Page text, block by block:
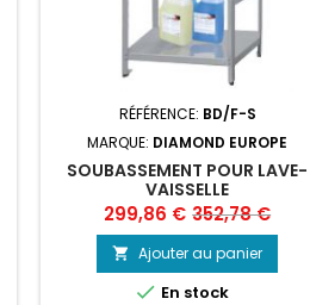
RÉFÉRENCE: BD/F-S
MARQUE: DIAMOND EUROPE
SOUBASSEMENT POUR LAVE-
VAISSELLE
Prix
299,86 € Prix
de
base
352,78 €
 Ajouter au panier
 En stock